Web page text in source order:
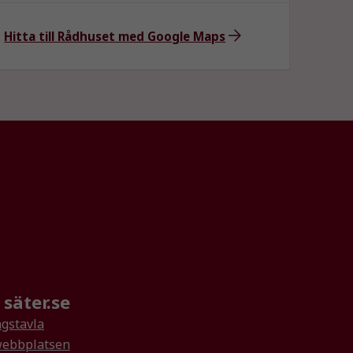
Hitta till Rådhuset med Google Maps